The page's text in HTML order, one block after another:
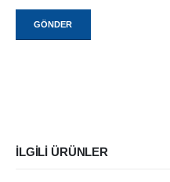
İLGILI ÜRÜNLER